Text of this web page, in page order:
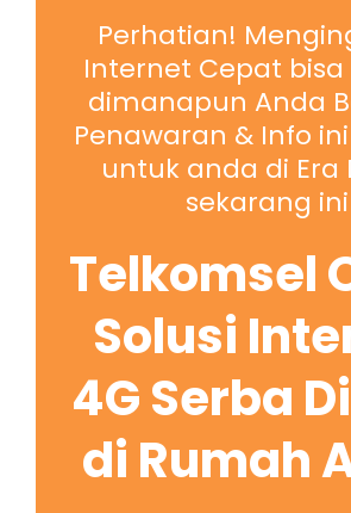
Perhatian!
Internet Cepat bisa
dimanapun Anda
Penawaran & Info
untuk anda di Era
sekarang ini
Telkomsel
Solusi
4G Serba
di Rumah